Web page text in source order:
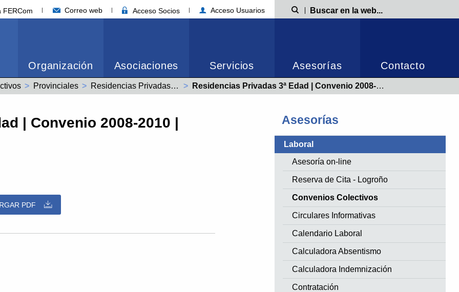
FERCom Correo web Acceso Socios Acceso Usuarios Búsqueda
Organización Asociaciones Servicios Asesorías Contacto
Provinciales Residencias Privadas 3ª Edad (26001285012005) Actual:
Residencias Privadas 3ª Edad | Convenio 2008-2010 | Publicado 03/11/2008
Asesorías
Laboral
Asesoría on-line
Reserva de Cita - Logroño
Convenios Colectivos
Circulares Informativas
Calendario Laboral
Calculadora Absentismo
Calculadora Indemnización
Contratación
| Convenio 2008-2010 |
PDF